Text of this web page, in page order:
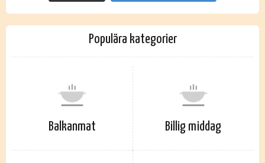
Populära kategorier
Balkanmat Billig middag